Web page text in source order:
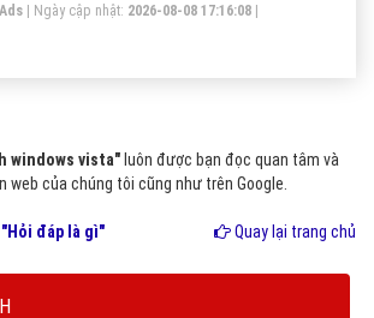
| Ngày cập nhật: 2026-08-08 17:16:08
windows vista" luôn được bạn đọc quan tâm và
web của chúng tôi cũng như trên Google.
"Hỏi đáp là gì" Quay lại trang chủ